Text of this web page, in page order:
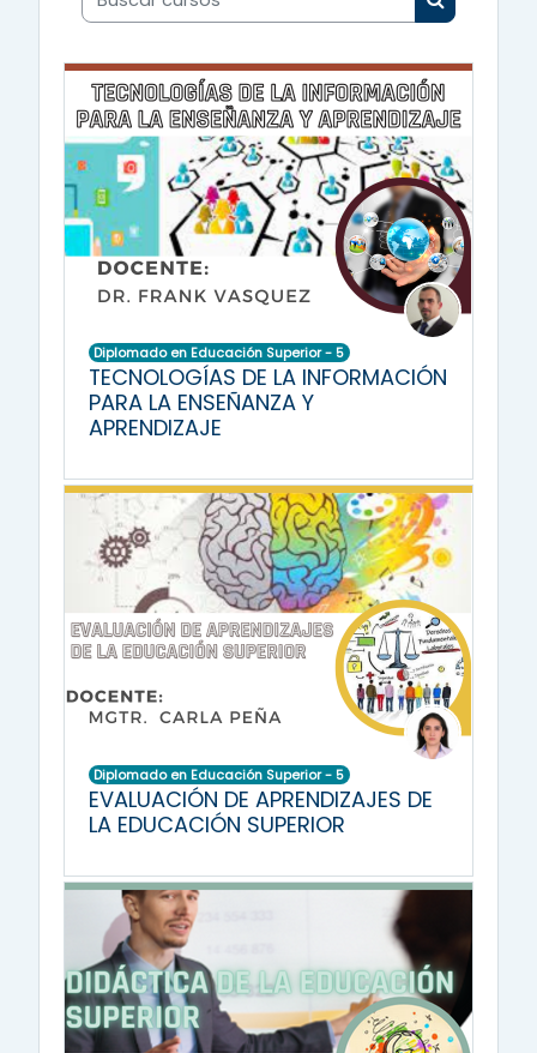
Buscar
Diplomado en Educación Superior - 5
TECNOLOGÍAS DE LA INFORMACIÓN
PARA LA ENSEÑANZA Y
APRENDIZAJE
Diplomado en Educación Superior - 5
EVALUACIÓN DE APRENDIZAJES DE
LA EDUCACIÓN SUPERIOR